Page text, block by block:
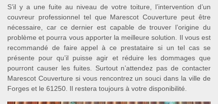
S’il y a une fuite au niveau de votre toiture, l’intervention d’un
couvreur professionnel tel que Marescot Couverture peut être
nécessaire, car ce dernier est capable de trouver l’origine du
problème et pourra vous apporter la meilleure solution. Il vous est
recommandé de faire appel à ce prestataire si un tel cas se
présente pour qu’il puisse agir et réduire les dommages que
pourront causer les fuites. Surtout n’attendez pas de contacter
Marescot Couverture si vous rencontrez un souci dans la ville de
Forges et le 61250. Il restera toujours à votre disponibilité.